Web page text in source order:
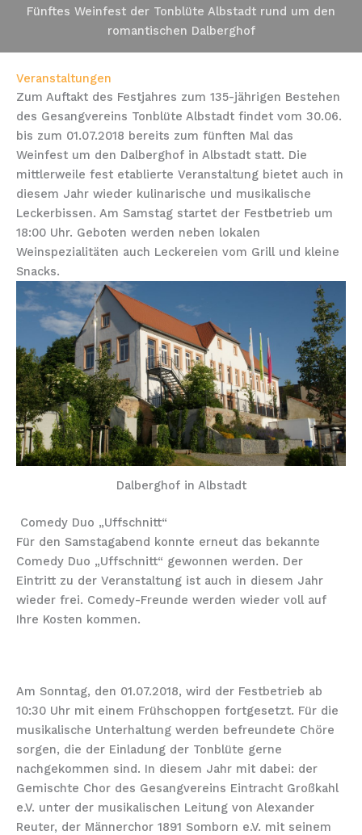
Fünftes Weinfest der Tonblüte Albstadt rund um den
romantischen Dalberghof
Veranstaltungen
Zum Auftakt des Festjahres zum 135-jährigen Bestehen
des Gesangvereins Tonblüte Albstadt findet vom 30.06.
bis zum 01.07.2018 bereits zum fünften Mal das
Weinfest um den Dalberghof in Albstadt statt. Die
mittlerweile fest etablierte Veranstaltung bietet auch in
diesem Jahr wieder kulinarische und musikalische
Leckerbissen. Am Samstag startet der Festbetrieb um
18:00 Uhr. Geboten werden neben lokalen
Weinspezialitäten auch Leckereien vom Grill und kleine
Snacks.
Dalberghof in Albstadt
Comedy Duo „Uffschnitt“
Für den Samstagabend konnte erneut das bekannte
Comedy Duo „Uffschnitt“ gewonnen werden. Der
Eintritt zu der Veranstaltung ist auch in diesem Jahr
wieder frei. Comedy-Freunde werden wieder voll auf
Ihre Kosten kommen.
Duo Uffschnitt: Da blieb kein Auge trocken!
Am Sonntag, den 01.07.2018, wird der Festbetrieb ab
10:30 Uhr mit einem Frühschoppen fortgesetzt. Für die
musikalische Unterhaltung werden befreundete Chöre
sorgen, die der Einladung der Tonblüte gerne
nachgekommen sind. In diesem Jahr mit dabei: der
Gemischte Chor des Gesangvereins Eintracht Großkahl
e.V. unter der musikalischen Leitung von Alexander
Reuter, der Männerchor 1891 Somborn e.V. mit seinem